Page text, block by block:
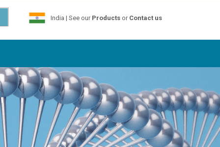
India | See our Productsor Contact us